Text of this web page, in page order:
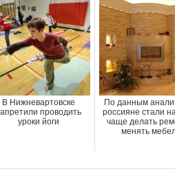
В Нижневартовске
проводить
уроки йоги
По данным
россияне стали
чаще делать
менять